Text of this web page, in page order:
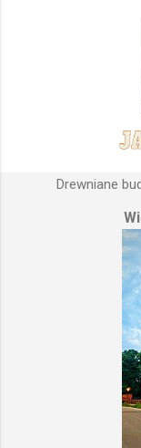
Drewniane